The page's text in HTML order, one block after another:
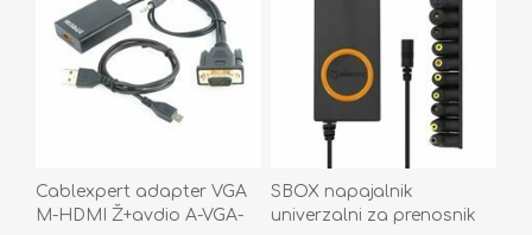
Cablexpert adapter VGA
M-HDMI Ž+avdio A-VGA-
SBOX napajalnik
univerzalni za prenosnik